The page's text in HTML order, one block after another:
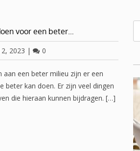
voor een beter…
2023 | 0
aan een beter milieu zijn er een
beter kan doen. Er zijn veel dingen
die hieraan kunnen bijdragen. […]